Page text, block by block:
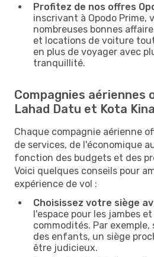
Profitez de nos offres
inscrivant à Opodo Prime,
nombreuses bonnes
et locations de voiture
en plus de voyager avec
tranquillité.
Compagnies aériennes
Lahad Datu et Kota
Chaque compagnie aérienne
de services, de l'économique
fonction des budgets et des
Voici quelques conseils pour
expérience de vol :
Choisissez votre siège
l'espace pour les jambes
commodités. Par
des enfants, un siège
être judicieux.